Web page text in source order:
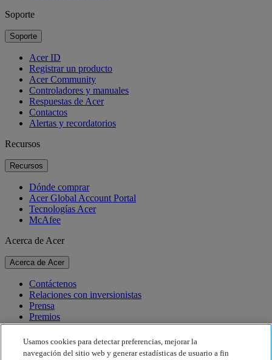
Soporte
Soporte
Acer ID
Registrar un producto
Acer Community
Controladores y manuales
Respuestas de Acer
Contactos
Alertas y recordatorios
Recursos
Recursos
Dónde comprar
Acer Global Account Portal
Tecnologías Acer
McAfee
Acerca de Acer
Acerca de Acer
Contáctenos
Relaciones con inversionistas
Prensa
Premios
Eventos
Sostenibilidad
Usamos cookies para detectar preferencias, mejorar la
navegación del sitio web y generar estadísticas de usuario a fin